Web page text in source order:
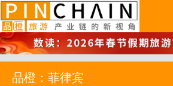
品橙旅游
品橙：菲律宾